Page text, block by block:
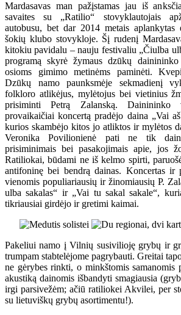
Mardasavas man pažįstamas jau iš
savaites su „Ratilio“ stovyklautojais
autobusu, bet dar 2014 metais aplankytas
šokių klubo stovykloje. Šį rudenį
kitokiu pavidalu – nauju festivaliu „Čiulba
programą skyrė žymaus dzūkų
osioms gimimo metinėms paminėti.
Dzūkų namo paunksmėje sekmadienį
folkloro atlikėjus, mylėtojus bei vietinius
prisiminti Petrą Zalanską.
provaikaičiai koncertą pradėjo daina „Vai
kurios skambėjo kitos jo atliktos ir mylėtos
Veronika Povilionienė pati ne tik
prisiminimais bei pasakojimais apie, jos
Ratiliokai, būdami ne iš kelmo spirti,
antifoninę bei bendrą dainas. Koncertas ir
vienomis populiariausių ir žinomiausių P.
ulba sakalas“ ir „Vai tu sakal sakale“,
tikriausiai girdėjo ir gretimi kaimai.
Pakeliui namo į Vilnių susivilioję grybų ir
trumpam stabtelėjome pagrybauti. Greitai
ne gėrybes rinkti, o minkštomis samanomis
akustiką dainomis išbandyti smagiausia
irgi parsivežėm; ačiū ratiliokei Akvilei, per
su lietuviškų grybų asortimentu!).